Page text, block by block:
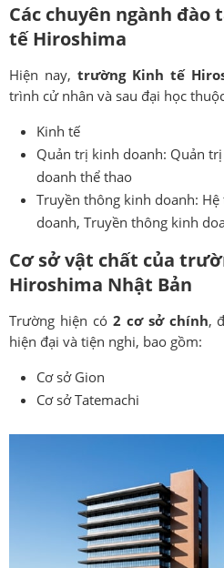
Các chuyên ngành đào
tế Hiroshima
Hiện nay, trường Kinh tế
trình cử nhân và sau đại học
Kinh tế
Quản trị kinh doanh: Quản
doanh thể thao
Truyền thông kinh doanh:
doanh, Truyền thông kinh
Cơ sở vật chất của
Hiroshima Nhật Bản
Trường hiện có 2 cơ sở chính,
hiện đại và tiện nghi, bao gồm:
Cơ sở Gion
Cơ sở Tatemachi